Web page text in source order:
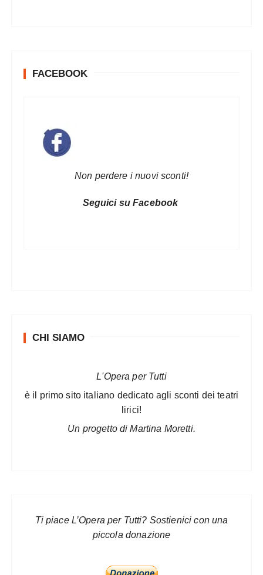
FACEBOOK
Non perdere i nuovi sconti!
Seguici su Facebook
CHI SIAMO
L'Opera per Tutti
è il primo sito italiano dedicato agli sconti dei teatri
lirici!
Un progetto di Martina Moretti.
Ti piace L’Opera per Tutti? Sostienici con una
piccola donazione